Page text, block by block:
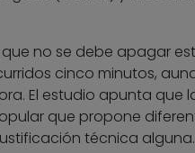
no se debe apagar
cinco minutos,
El estudio apunta que
que propone
técnica alguna.